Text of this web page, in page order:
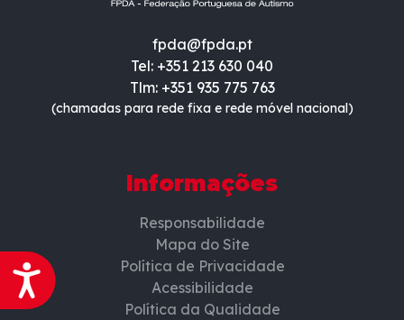
Acessibilidade
fpda@fpda.pt
Tel: +351 213 630 040
Tlm: +351 935 775 763
(chamadas para rede fixa e rede móvel nacional)
Informações
Responsabilidade
Mapa do Site
Política de Privacidade
Acessibilidade
Política da Qualidade